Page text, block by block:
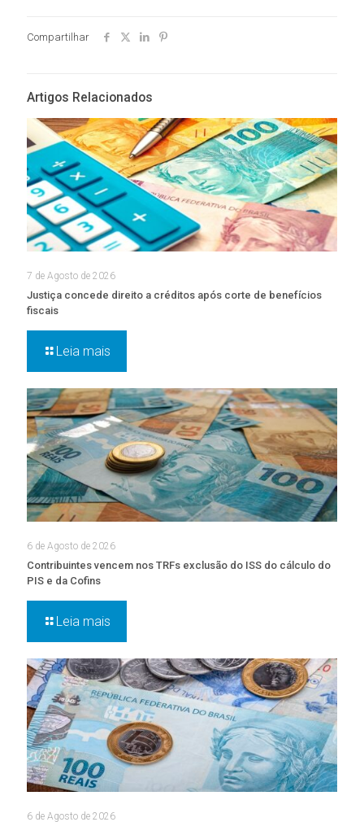
Compartilhar
Artigos Relacionados
7 de Agosto de 2026
Justiça concede direito a créditos após corte de benefícios
fiscais
Leia mais
6 de Agosto de 2026
Contribuintes vencem nos TRFs exclusão do ISS do cálculo do
PIS e da Cofins
Leia mais
6 de Agosto de 2026